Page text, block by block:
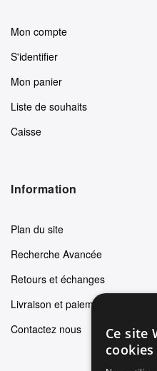
Mon compte
S'identifier
Mon panier
Liste de souhaits
Caisse
Information
Plan du site
Recherche Avancée
Retours et échanges
Livraison et paiements
Contactez nous
Ce site
cookies